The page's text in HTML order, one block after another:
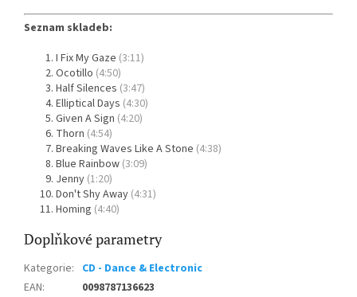
Seznam skladeb:
I Fix My Gaze (3:11)
Ocotillo (4:50)
Half Silences (3:47)
Elliptical Days (4:30)
Given A Sign (4:20)
Thorn (4:54)
Breaking Waves Like A Stone (4:38)
Blue Rainbow (3:09)
Jenny (1:20)
Don't Shy Away (4:31)
Homing (4:40)
Doplňkové parametry
Kategorie: CD - Dance & Electronic
EAN: 0098787136623